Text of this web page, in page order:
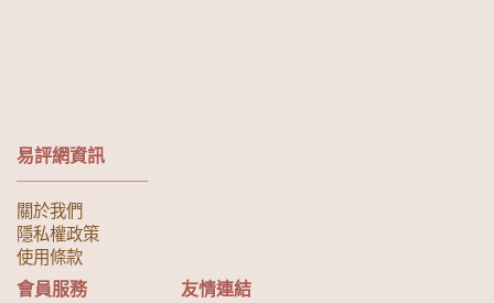
易評網資訊
關於我們
隱私權政策
使用條款
會員服務 友情連結